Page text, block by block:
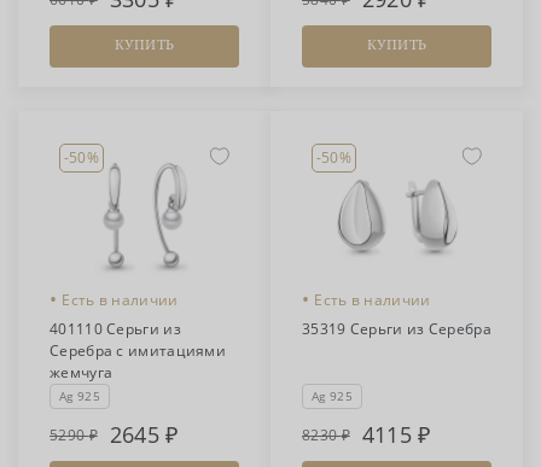
КУПИТЬ КУПИТЬ
-50%
• Есть в наличии
401110 Серьги из
Серебра с имитациями
жемчуга
Ag 925
5290 2645
-50%
• Есть в наличии
35319 Серьги из Серебра
Ag 925
8230 4115